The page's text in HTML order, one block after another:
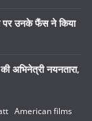
पर उनके फैंस ने किया
अभिनेत्री नयनतारा,
American films